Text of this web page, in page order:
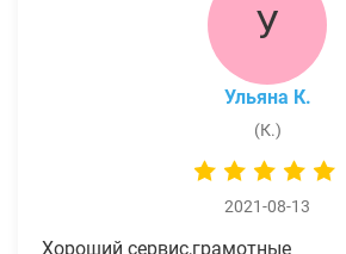
У
Ульяна К.
(К.)
2021-08-13
Хороший сервис,грамотные